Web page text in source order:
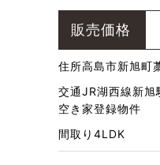
販売価格
住所高島市新旭町
交通JR湖西線新旭
空き家登録物件
間取り 4LDK